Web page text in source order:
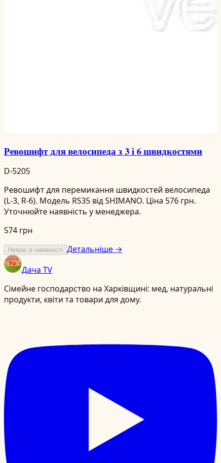
Ревошифт для велосипеда з 3 і 6 швидкостями
D-5205
Ревошифт для перемикання швидкостей велосипеда
(L-3, R-6). Модель RS35 від SHIMANO. Ціна 576 грн.
Уточнюйте наявність у менеджера.
574 грн
Немає в наявності Детальніше →
Дача TV
Сімейне господарство на Харківщині: мед, натуральні
продукти, квіти та товари для дому.